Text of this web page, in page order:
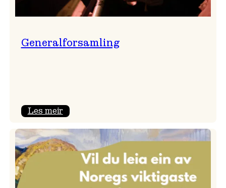
Generalforsamling
Les meir: